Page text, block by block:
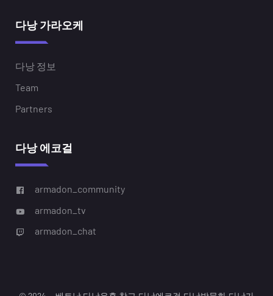
다낭 가라오케
다낭 정보
Team
Partners
다낭 에코걸
armadon_community
armadon_tv
armadon_chat